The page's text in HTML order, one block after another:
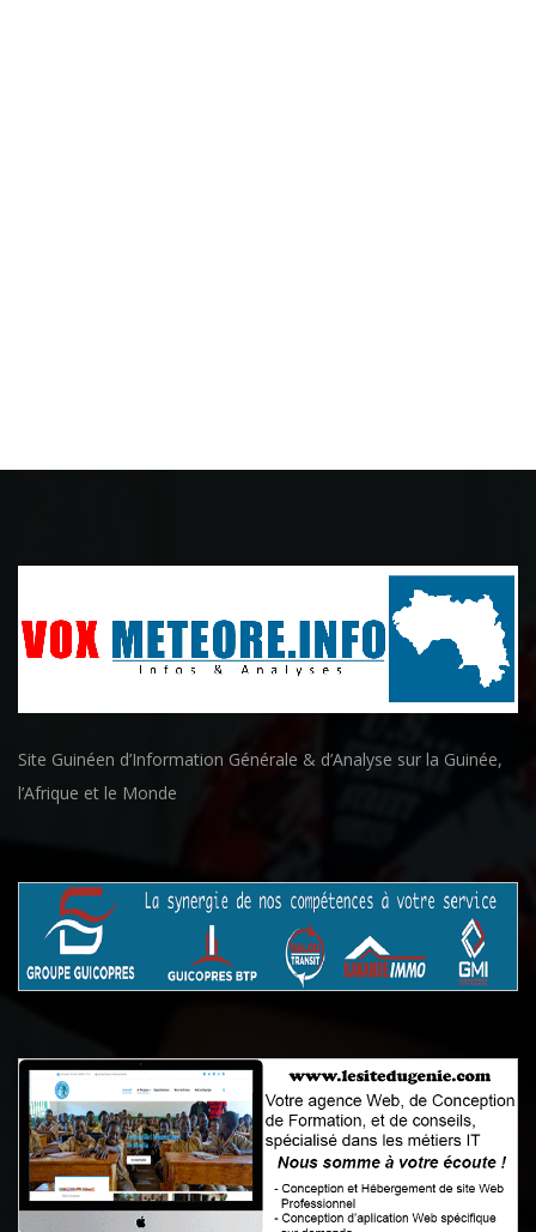
Site Guinéen d’Information Générale & d’Analyse sur la Guinée,
l’Afrique et le Monde